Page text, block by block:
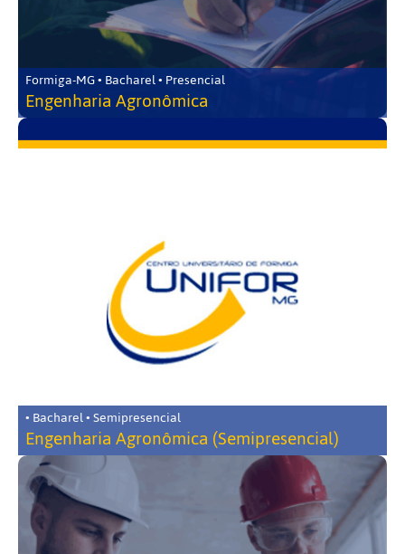
Formiga-MG • Bacharel • Presencial
Engenharia Agronômica
• Bacharel • Semipresencial
Engenharia Agronômica (Semipresencial)